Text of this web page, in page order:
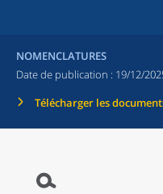
NOMENCLATURES
Date de publication : 19/12/
Télécharger les